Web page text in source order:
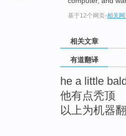
基于12个网页-相关
相关文章
有道翻译
he a little
他有点秃顶
以上为机器